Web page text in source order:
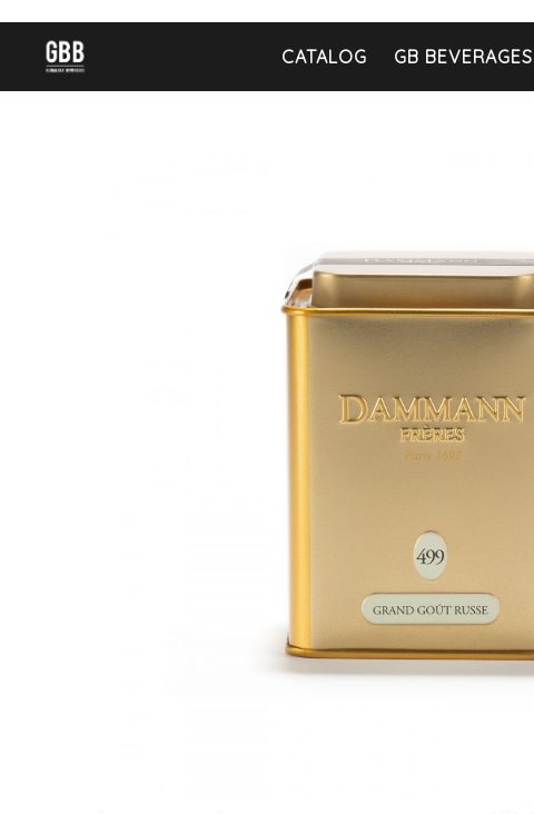
CATALOG GB BEVERAGES